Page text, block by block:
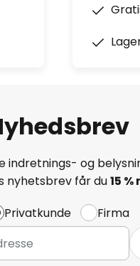
og
nyhetsbrev får du15
Privatkunde
Firma